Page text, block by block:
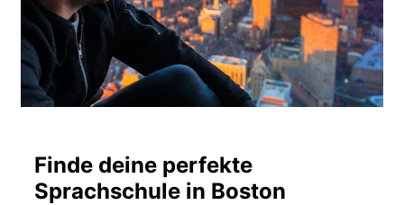
Vomitalienischen North End bis zum akademischen
Cambridge
bietet jeder Stadtteil eine einzigartige
kulturelle Immersion.
Wähle zwischen einwöchigen Kursen und
mehrmonatigen Langzeitprogrammen
Unterstützung während deiner Sprachreise.
Finde deine perfekte
Sprachschule in Boston